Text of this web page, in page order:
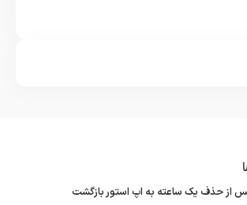
از حذف یک ساعته به اپ استور بازگشت